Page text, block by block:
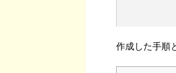
作成した手順